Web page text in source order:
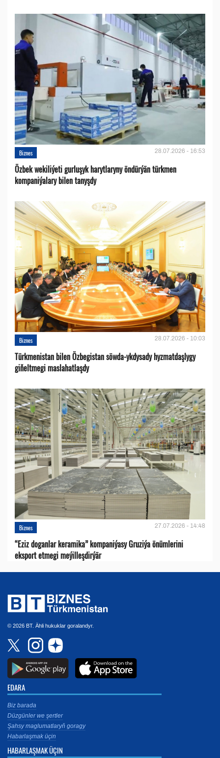
Biznes 28.07.2026 - 16:53
Özbek wekiliýeti gurluşyk harytlaryny öndürýän türkmen
kompaniýalary bilen tanyşdy
Biznes 28.07.2026 - 10:03
Türkmenistan bilen Özbegistan söwda-ykdysady hyzmatdaşlygy
giňeltmegi maslahatlaşdy
Biznes 27.07.2026 - 14:48
“Eziz doganlar keramika” kompaniýasy Gruziýa önümlerini
eksport etmegi meýilleşdirýär
© 2026 BT. Ähli hukuklar goralandyr.
EDARA
Biz barada
Düzgünler we şertler
Şahsy maglumatlaryň goragy
Habarlaşmak üçin
HABARLAŞMAK ÜÇIN